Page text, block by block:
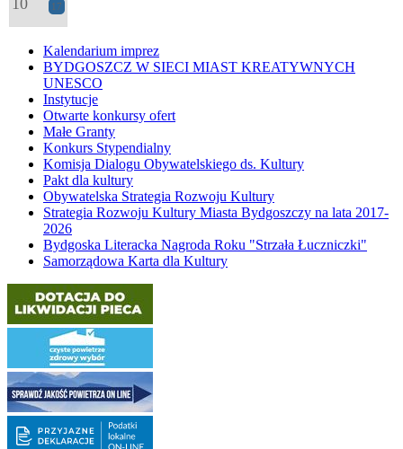
17
Kalendarium imprez
BYDGOSZCZ W SIECI MIAST KREATYWNYCH
UNESCO
Instytucje
Otwarte konkursy ofert
Małe Granty
Konkurs Stypendialny
Komisja Dialogu Obywatelskiego ds. Kultury
Pakt dla kultury
Obywatelska Strategia Rozwoju Kultury
Strategia Rozwoju Kultury Miasta Bydgoszczy na lata 2017-
2026
Bydgoska Literacka Nagroda Roku "Strzała Łuczniczki"
Samorządowa Karta dla Kultury